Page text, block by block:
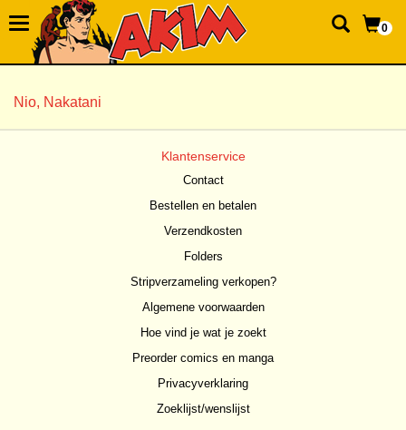
0
Nio, Nakatani
Klantenservice
Contact
Bestellen en betalen
Verzendkosten
Folders
Stripverzameling verkopen?
Algemene voorwaarden
Hoe vind je wat je zoekt
Preorder comics en manga
Privacyverklaring
Zoeklijst/wenslijst